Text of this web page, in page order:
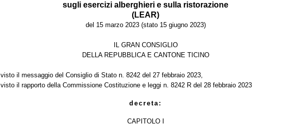
sugli esercizi alberghieri e sulla ristorazione
(LEAR)
del 15 marzo 2023 (stato 15 giugno 2023)
IL GRAN CONSIGLIO
DELLA REPUBBLICA E CANTONE TICINO
visto il messaggio del Consiglio di Stato n. 8242 del 27 febbraio 2023,
visto il rapporto della Commissione Costituzione e leggi n. 8242 R del 28 febbraio 2023
decreta:
CAPITOLO I